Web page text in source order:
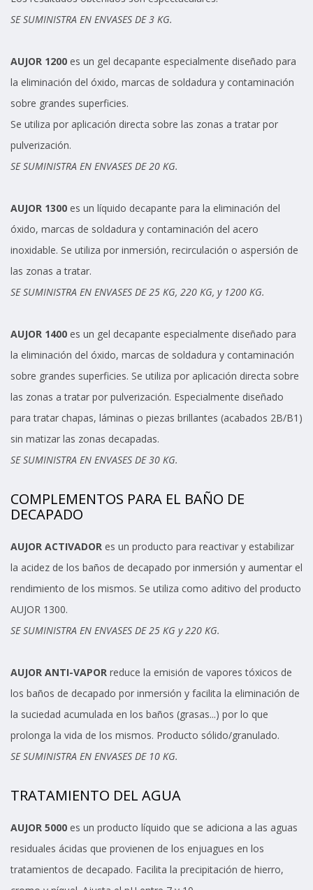
SE SUMINISTRA EN ENVASES DE 3 KG.
AUJOR 1200 es un gel decapante especialmente diseñado para
la eliminación del óxido, marcas de soldadura y contaminación
sobre grandes superficies.
Se utiliza por aplicación directa sobre las zonas a tratar por
pulverización.
SE SUMINISTRA EN ENVASES DE 20 KG.
AUJOR 1300 es un líquido decapante para la eliminación del
óxido, marcas de soldadura y contaminación del acero
inoxidable. Se utiliza por inmersión, recirculación o aspersión de
las zonas a tratar.
SE SUMINISTRA EN ENVASES DE 25 KG, 220 KG, y 1200 KG.
AUJOR 1400 es un gel decapante especialmente diseñado para
la eliminación del óxido, marcas de soldadura y contaminación
sobre grandes superficies. Se utiliza por aplicación directa sobre
las zonas a tratar por pulverización. Especialmente diseñado
para tratar chapas, láminas o piezas brillantes (acabados 2B/B1)
sin matizar las zonas decapadas.
SE SUMINISTRA EN ENVASES DE 30 KG.
COMPLEMENTOS PARA EL BAÑO DE
DECAPADO
AUJOR ACTIVADOR es un producto para reactivar y estabilizar
la acidez de los baños de decapado por inmersión y aumentar el
rendimiento de los mismos. Se utiliza como aditivo del producto
AUJOR 1300.
SE SUMINISTRA EN ENVASES DE 25 KG y 220 KG.
AUJOR ANTI-VAPOR reduce la emisión de vapores tóxicos de
los baños de decapado por inmersión y facilita la eliminación de
la suciedad acumulada en los baños (grasas...) por lo que
prolonga la vida de los mismos. Producto sólido/granulado.
SE SUMINISTRA EN ENVASES DE 10 KG.
TRATAMIENTO DEL AGUA
AUJOR 5000 es un producto líquido que se adiciona a las aguas
residuales ácidas que provienen de los enjuagues en los
tratamientos de decapado. Facilita la precipitación de hierro,